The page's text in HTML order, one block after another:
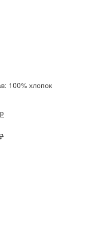
100% хлопок